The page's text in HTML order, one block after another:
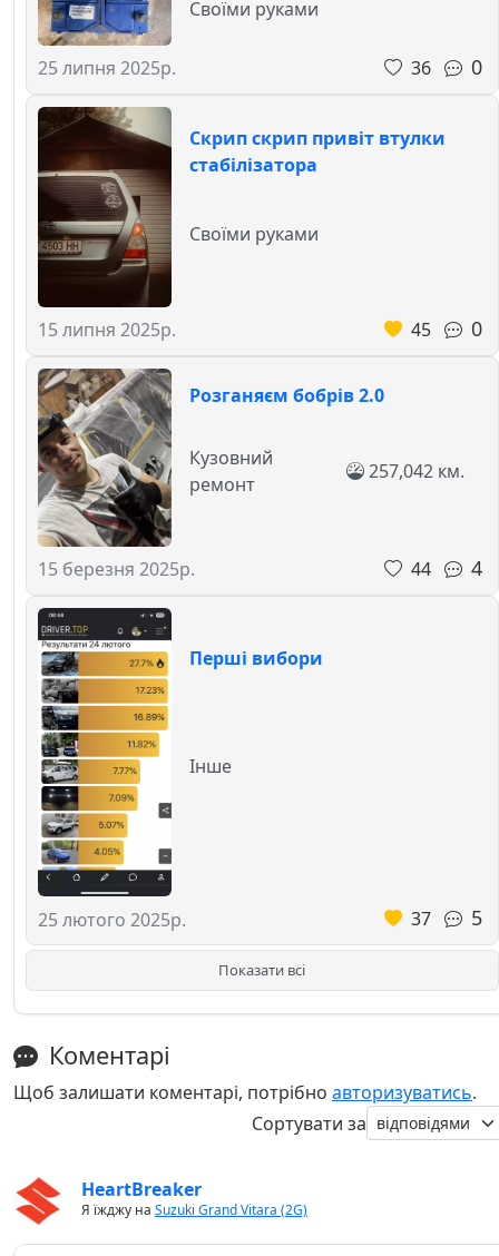
25 липня 2025р.
Своїми руками
36 0
Скрип скрип привіт втулки
стабілізатора
15 липня 2025р.
Своїми руками
45 0
Розганяєм бобрів 2.0
15 березня 2025р.
Кузовний
ремонт
257,042 км.
44 4
Перші вибори
25 лютого 2025р.
Інше
37 5
Показати всі
Коментарі
Щоб залишати коментарі, потрібно авторизуватись.
Сортувати за
HeartBreaker
Я їжджу на Suzuki Grand Vitara (2G)